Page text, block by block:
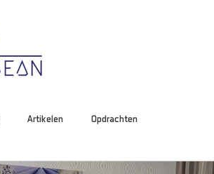
Artikelen Opdrachten